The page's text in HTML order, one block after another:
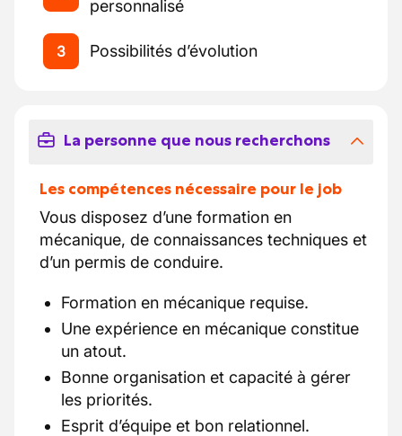
personnalisé
3 Possibilités d’évolution
La personne que nous recherchons
Les compétences nécessaire pour le job
Vous disposez d’une formation en
mécanique, de connaissances techniques et
d’un permis de conduire.
Formation en mécanique requise.
Une expérience en mécanique constitue
un atout.
Bonne organisation et capacité à gérer
les priorités.
Esprit d’équipe et bon relationnel.